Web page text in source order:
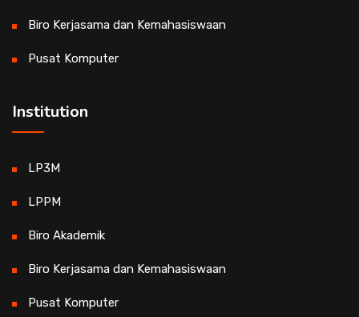
Biro Kerjasama dan Kemahasiswaan
Pusat Komputer
Institution
LP3M
LPPM
Biro Akademik
Biro Kerjasama dan Kemahasiswaan
Pusat Komputer